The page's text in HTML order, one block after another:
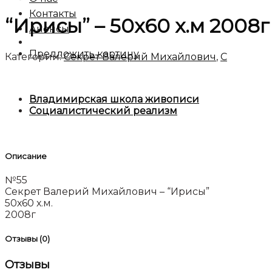
Контакты
Анонсы
Предложить картину
“Ирисы” – 50х60 х.м
Категории:Секрет Валерий Михайлович, C
Владимирская школа живописи
Социалистический реализм
Описание
№55
Секрет Валерий Михайлович – “Ирисы”
50х60 х.м.
2008г
Отзывы (0)
Отзывы